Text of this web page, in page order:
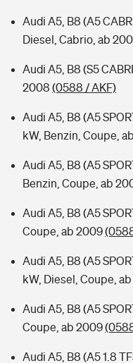
Audi A5, B8 (A5
Diesel, Cabrio, ab
Audi A5, B8 (S5
2008 (0588 / AKF)
Audi A5, B8 (A5
kW, Benzin, Coupe,
Audi A5, B8 (A5
Benzin, Coupe, ab
Audi A5, B8 (A5
Coupe, ab 2009
Audi A5, B8 (A5
kW, Diesel, Coupe,
Audi A5, B8 (A5
Coupe, ab 2009
Audi A5, B8 (A5 1.8